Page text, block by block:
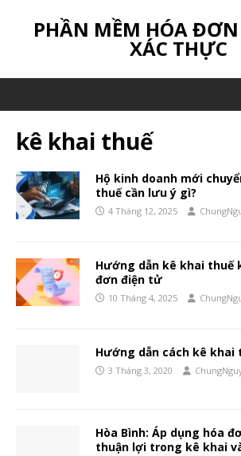
PHẦN MỀM HÓA
XÁC THỰC
kê khai thuế
Hộ kinh doanh mới
thuế cần lưu ý gì?
4 Tháng 12, 2025
Hướng dẫn kê khai thuế
đơn điện tử
10 Tháng 4, 2025
Hướng dẫn cách kê khai
3 Tháng 3, 2020
Hòa Bình: Áp dụng hóa
thuận lợi trong kê khai